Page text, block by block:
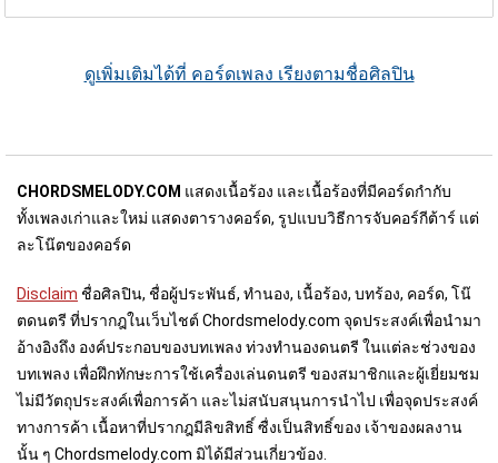
ดูเพิ่มเติมได้ที่ คอร์ดเพลง เรียงตามชื่อศิลปิน
CHORDSMELODY.COM แสดงเนื้อร้อง และเนื้อร้องที่มีคอร์ดกำกับ
ทั้งเพลงเก่าและใหม่ แสดงตารางคอร์ด, รูปแบบวิธีการจับคอร์กีต้าร์ แต่
ละโน๊ตของคอร์ด
Disclaim ชื่อศิลปิน, ชื่อผู้ประพันธ์, ทำนอง, เนื้อร้อง, บทร้อง, คอร์ด, โน๊
ตดนตรี ที่ปรากฎในเว็บไชต์ Chordsmelody.com จุดประสงค์เพื่อนำมา
อ้างอิงถึง องค์ประกอบของบทเพลง ท่วงทำนองดนตรี ในแต่ละช่วงของ
บทเพลง เพื่อฝึกทักษะการใช้เครื่องเล่นดนตรี ของสมาชิกและผู้เยี่ยมชม
ไม่มีวัตถุประสงค์เพื่อการค้า และไม่สนับสนุนการนำไป เพื่อจุดประสงค์
ทางการค้า เนื้อหาที่ปรากฎมีลิขสิทธิ์ ซื่งเป็นสิทธิ์ของ เจ้าของผลงาน
นั้น ๆ Chordsmelody.com มิได้มีส่วนเกี่ยวข้อง.